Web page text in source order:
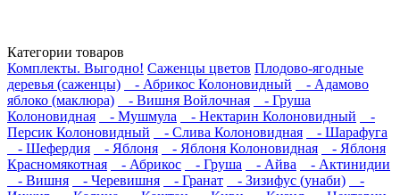
Категории товаров
Комплекты. Выгодно! Саженцы цветов Плодово-ягодные
деревья (саженцы)
- Абрикос Колоновидный
- Адамово
яблоко (маклюра)
- Вишня Войлочная
- Груша
Колоновидная
- Мушмула - Нектарин Колоновидный
-
Персик Колоновидный
- Слива Колоновидная
- Шарафуга
- Шефердия
- Яблоня - Яблоня Колоновидная
- Яблоня
Красномякотная
- Абрикос - Груша - Айва
- Актинидии
- Вишня
- Черевишня - Гранат - Зизифус (унаби)
-